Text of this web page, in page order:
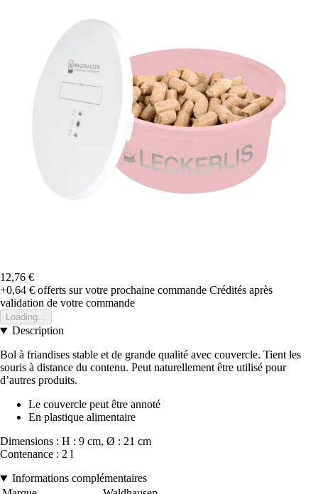
12,76 €
+0,64 € offerts sur votre prochaine commande Crédités après
validation de votre commande
Loading...
Description
Bol à friandises stable et de grande qualité avec couvercle. Tient les
souris à distance du contenu. Peut naturellement être utilisé pour
d’autres produits.
Le couvercle peut être annoté
En plastique alimentaire
Dimensions : H : 9 cm, Ø : 21 cm
Contenance : 2 l
Informations complémentaires